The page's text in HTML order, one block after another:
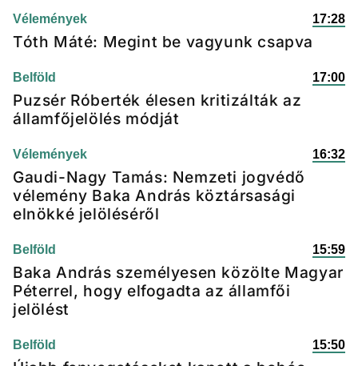
Vélemények 17:28
Tóth Máté: Megint be vagyunk csapva
Belföld 17:00
Puzsér Róberték élesen kritizálták az
államfőjelölés módját
Vélemények 16:32
Gaudi-Nagy Tamás: Nemzeti jogvédő
vélemény Baka András köztársasági
elnökké jelöléséről
Belföld 15:59
Baka András személyesen közölte Magyar
Péterrel, hogy elfogadta az államfői
jelölést
Belföld 15:50